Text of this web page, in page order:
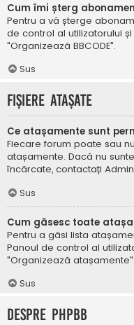
Cum îmi șterg
Pentru a vă șterge
de control al utilizatorului
"Organizează BBCODE".
Sus
Fișiere atașate
Ce atașamente sunt
Fiecare forum poate sau
atașamente. Dacă nu
încărcate, contactați
Sus
Cum găsesc toate
Pentru a găsi lista
Panoul de control al
"Organizează atașamente".
Sus
Despre phpBB